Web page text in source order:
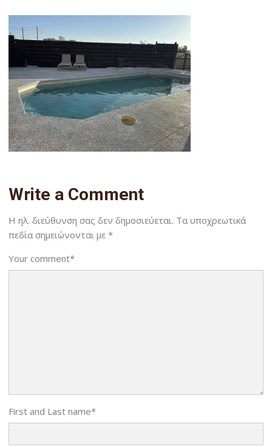
Write a Comment
Η ηλ. διεύθυνση σας δεν δημοσιεύεται. Τα υποχρεωτικά
πεδία σημειώνονται με*
Your comment*
First and Last name*